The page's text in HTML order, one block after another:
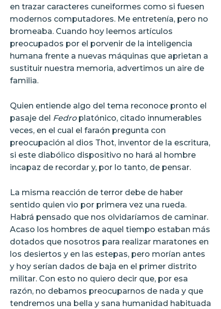
en trazar caracteres cuneiformes como si fuesen
modernos computadores. Me entretenía, pero no
bromeaba. Cuando hoy leemos artículos
preocupados por el porvenir de la inteligencia
humana frente a nuevas máquinas que aprietan a
sustituir nuestra memoria, advertimos un aire de
familia.
Quien entiende algo del tema reconoce pronto el
pasaje del Fedroplatónico, citado innumerables
veces, en el cual el faraón pregunta con
preocupación al dios Thot, inventor de la escritura,
si este diabólico dispositivo no hará al hombre
incapaz de recordar y, por lo tanto, de pensar.
La misma reacción de terror debe de haber
sentido quien vio por primera vez una rueda.
Habrá pensado que nos olvidaríamos de caminar.
Acaso los hombres de aquel tiempo estaban más
dotados que nosotros para realizar maratones en
los desiertos y en las estepas, pero morían antes
y hoy serían dados de baja en el primer distrito
militar. Con esto no quiero decir que, por esa
razón, no debamos preocuparnos de nada y que
tendremos una bella y sana humanidad habituada